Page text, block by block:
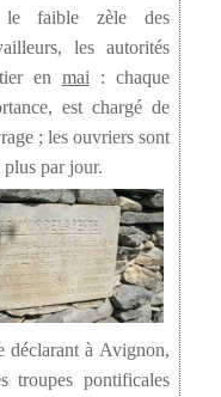
le faible zèle des
les autorités
en mai: chaque
est chargé de
; les ouvriers sont
par jour.
déclarant à Avignon,
troupes pontificales